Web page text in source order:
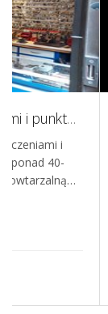
Oferuję na
biznes na